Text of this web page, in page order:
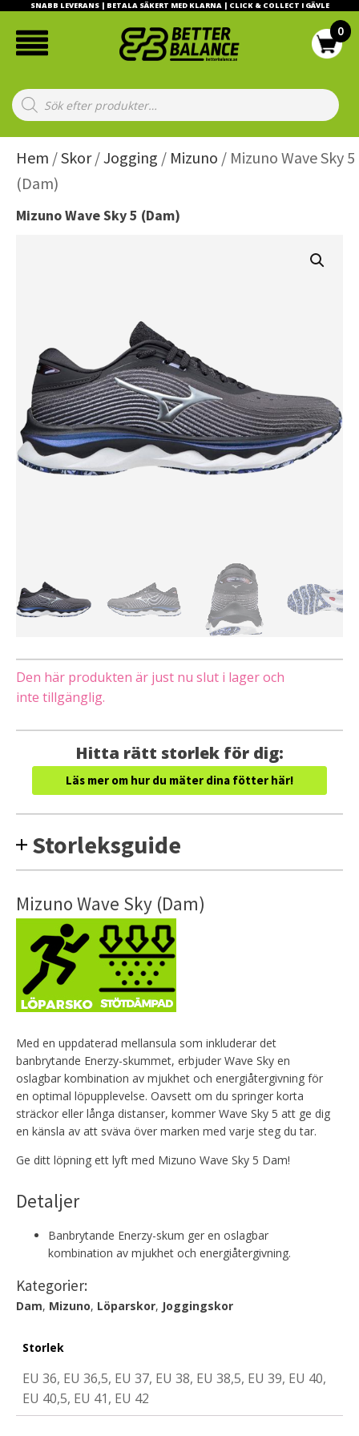
SNABB LEVERANS | BETALA SÄKERT MED KLARNA | CLICK & COLLECT I GÄVLE
Products
search
Hem /Skor/Jogging / Mizuno / Mizuno Wave Sky 5
(Dam)
Mizuno Wave Sky 5 (Dam)
Den här produkten är just nu slut i lager och
inte tillgänglig.
Hitta rätt storlek för dig:
Läs mer om hur du mäter dina fötter här!
Storleksguide
Mizuno Wave Sky (Dam)
Med en uppdaterad mellansula som inkluderar det
banbrytande Enerzy-skummet, erbjuder Wave Sky en
oslagbar kombination av mjukhet och energiåtergivning för
en optimal löpupplevelse. Oavsett om du springer korta
sträckor eller långa distanser, kommer Wave Sky 5 att ge dig
en känsla av att sväva över marken med varje steg du tar.
Ge ditt löpning ett lyft med Mizuno Wave Sky 5 Dam!
Detaljer
Banbrytande Enerzy-skum ger en oslagbar
kombination av mjukhet och energiåtergivning.
Kategorier:
Dam, Mizuno, Löparskor, Joggingskor
Storlek
EU 36, EU 36,5, EU 37, EU 38, EU 38,5, EU 39, EU 40,
EU 40,5, EU 41, EU 42